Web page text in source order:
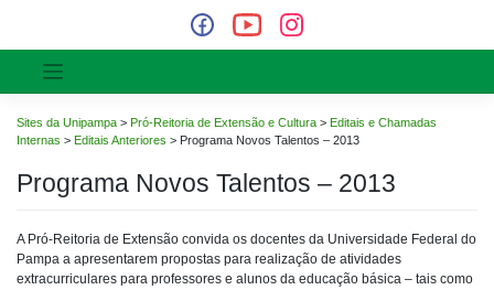
Sites da Unipampa > Pró-Reitoria de Extensão e Cultura > Editais e Chamadas
Internas > Editais Anteriores > Programa Novos Talentos – 2013
Programa Novos Talentos – 2013
A Pró-Reitoria de Extensão convida os docentes da Universidade Federal do
Pampa a apresentarem propostas para realização de atividades
extracurriculares para professores e alunos da educação básica – tais como